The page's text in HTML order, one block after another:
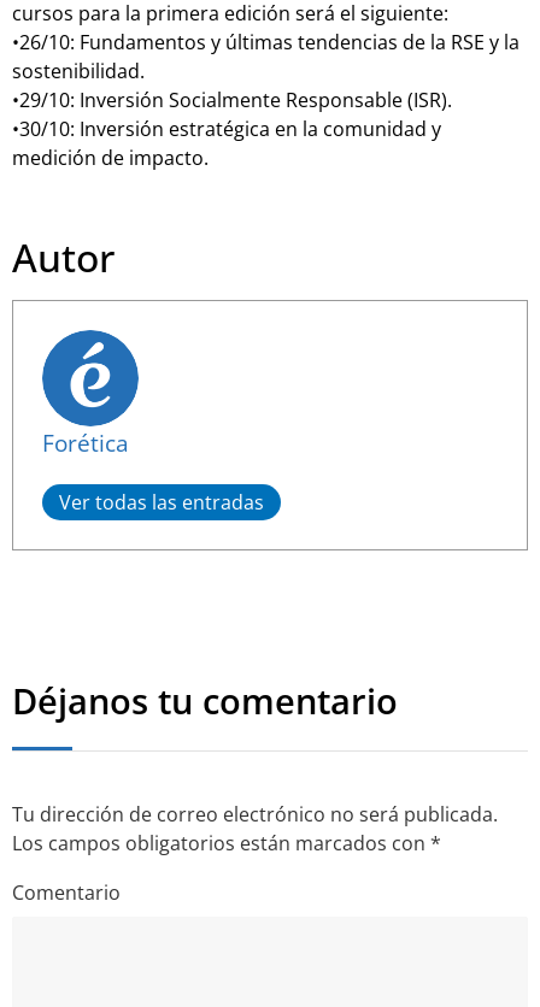
cursos para la primera edición será el siguiente:
•26/10: Fundamentos y últimas tendencias de la RSE y la
sostenibilidad.
•29/10: Inversión Socialmente Responsable (ISR).
•30/10: Inversión estratégica en la comunidad y
medición de impacto.
Autor
Forética
Ver todas las entradas
Déjanos tu comentario
Tu dirección de correo electrónico no será publicada.
Los campos obligatorios están marcados con *
Comentario